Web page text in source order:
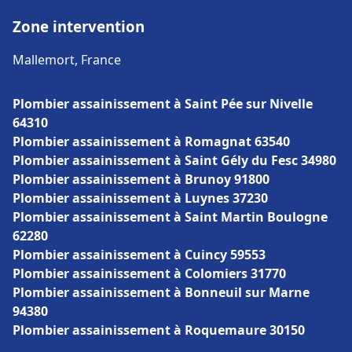
Zone intervention
Mallemort, France
Plombier assainissement à Saint Pée sur Nivelle
64310
Plombier assainissement à Romagnat 63540
Plombier assainissement à Saint Gély du Fesc 34980
Plombier assainissement à Brunoy 91800
Plombier assainissement à Luynes 37230
Plombier assainissement à Saint Martin Boulogne
62280
Plombier assainissement à Cuincy 59553
Plombier assainissement à Colomiers 31770
Plombier assainissement à Bonneuil sur Marne
94380
Plombier assainissement à Roquemaure 30150